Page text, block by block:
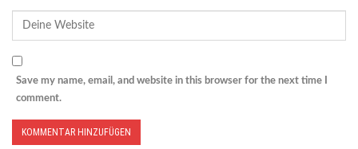
Save my name, email, and website in this browser for the next time I
comment.